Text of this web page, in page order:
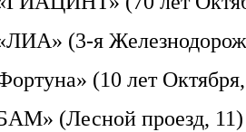
(3-я
(10 лет
(Лесной проезд, 11)